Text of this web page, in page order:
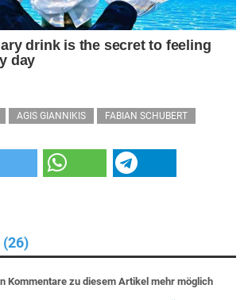
AGIS GIANNIKIS FABIAN SCHUBERT
(26)
Kommentare zu diesem Artikel mehr möglich